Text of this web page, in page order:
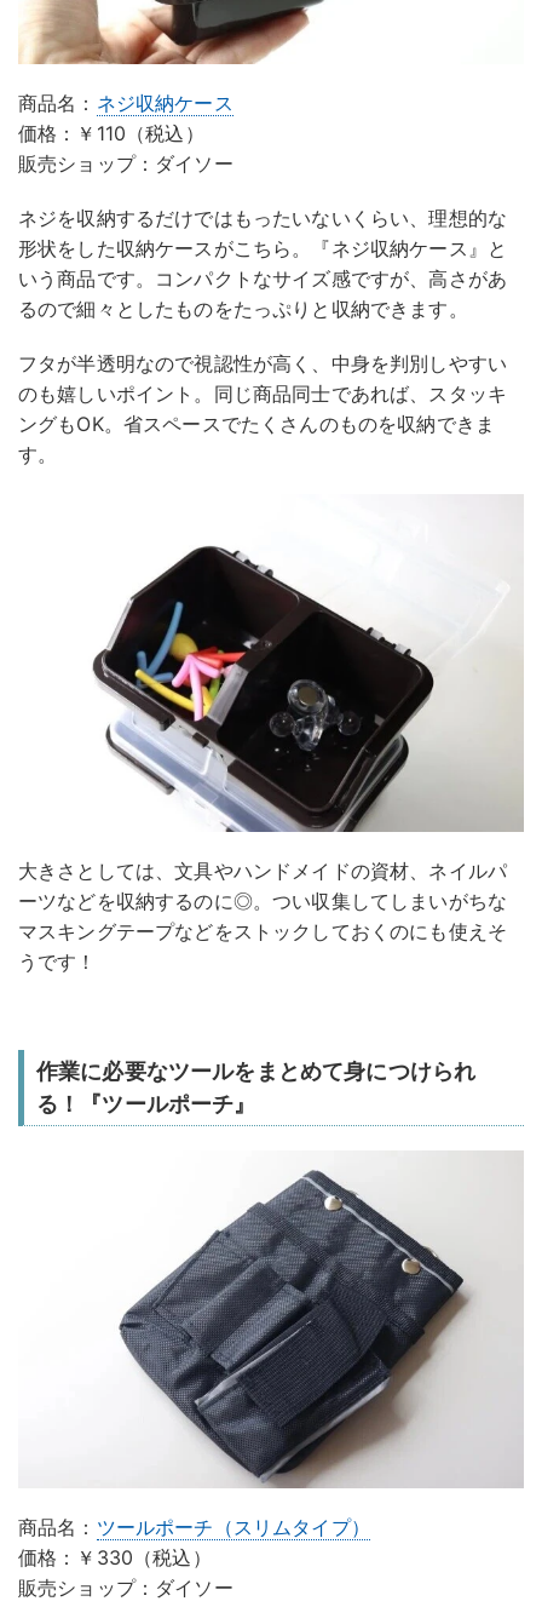
商品名： ネジ収納ケース
価格：￥110（税込）
販売ショップ：ダイソー
ネジを収納するだけではもったいないくらい、理想的な
形状をした収納ケースがこちら。『ネジ収納ケース』と
いう商品です。コンパクトなサイズ感ですが、高さがあ
るので細々としたものをたっぷりと収納できます。
フタが半透明なので視認性が高く、中身を判別しやすい
のも嬉しいポイント。同じ商品同士であれば、スタッキ
ングもOK。省スペースでたくさんのものを収納できま
す。
大きさとしては、文具やハンドメイドの資材、ネイルパ
ーツなどを収納するのに◎。つい収集してしまいがちな
マスキングテープなどをストックしておくのにも使えそ
うです！
作業に必要なツールをまとめて身につけられ
る！『ツールポーチ』
商品名： ツールポーチ（スリムタイプ）
価格：￥330（税込）
販売ショップ：ダイソー